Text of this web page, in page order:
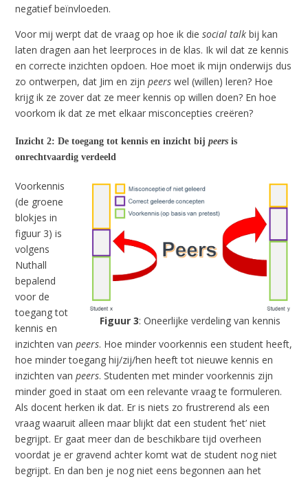
negatief beïnvloeden.
Voor mij werpt dat de vraag op hoe ik die social talkbij kan
laten dragen aan het leerproces in de klas. Ik wil dat ze kennis
en correcte inzichten opdoen. Hoe moet ik mijn onderwijs dus
zo ontwerpen, dat Jim en zijn peerswel (willen) leren? Hoe
krijg ik ze zover dat ze meer kennis op willen doen? En hoe
voorkom ik dat ze met elkaar misconcepties creëren?
Inzicht 2: De toegang tot kennis en inzicht bij peersis
onrechtvaardig verdeeld
Figuur 3: Oneerlijke verdeling van kennis
Voorkennis
(de groene
blokjes in
figuur 3) is
volgens
Nuthall
bepalend
voor de
toegang tot
kennis en
inzichten van peers. Hoe minder voorkennis een student heeft,
hoe minder toegang hij/zij/hen heeft tot nieuwe kennis en
inzichten van peers. Studenten met minder voorkennis zijn
minder goed in staat om een relevante vraag te formuleren.
Als docent herken ik dat. Er is niets zo frustrerend als een
vraag waaruit alleen maar blijkt dat een student ‘het’ niet
begrijpt. Er gaat meer dan de beschikbare tijd overheen
voordat je er gravend achter komt wat de student nog niet
begrijpt. En dan ben je nog niet eens begonnen aan het